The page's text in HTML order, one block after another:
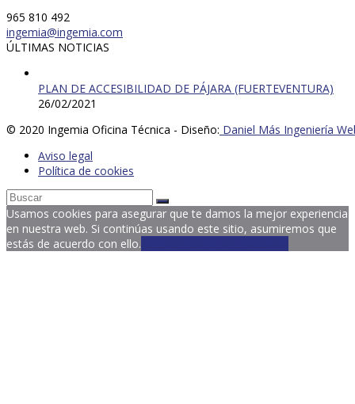
965 810 492
ingemia@ingemia.com
ÚLTIMAS NOTICIAS
PLAN DE ACCESIBILIDAD DE PÁJARA (FUERTEVENTURA)
26/02/2021
© 2020 Ingemia Oficina Técnica - Diseño: Daniel Más Ingeniería
Aviso legal
Política de cookies
Usamos cookies para asegurar que te damos la mejor experiencia
en nuestra web. Si continúas usando este sitio, asumiremos que
estás de acuerdo con ello.